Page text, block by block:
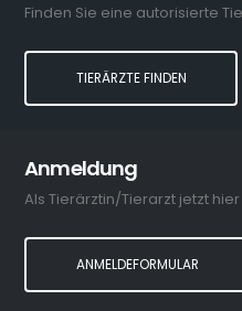
Finden Sie eine autorisierte
TIERÄRZTE FINDEN
Anmeldung
ANMELDEFORMULAR